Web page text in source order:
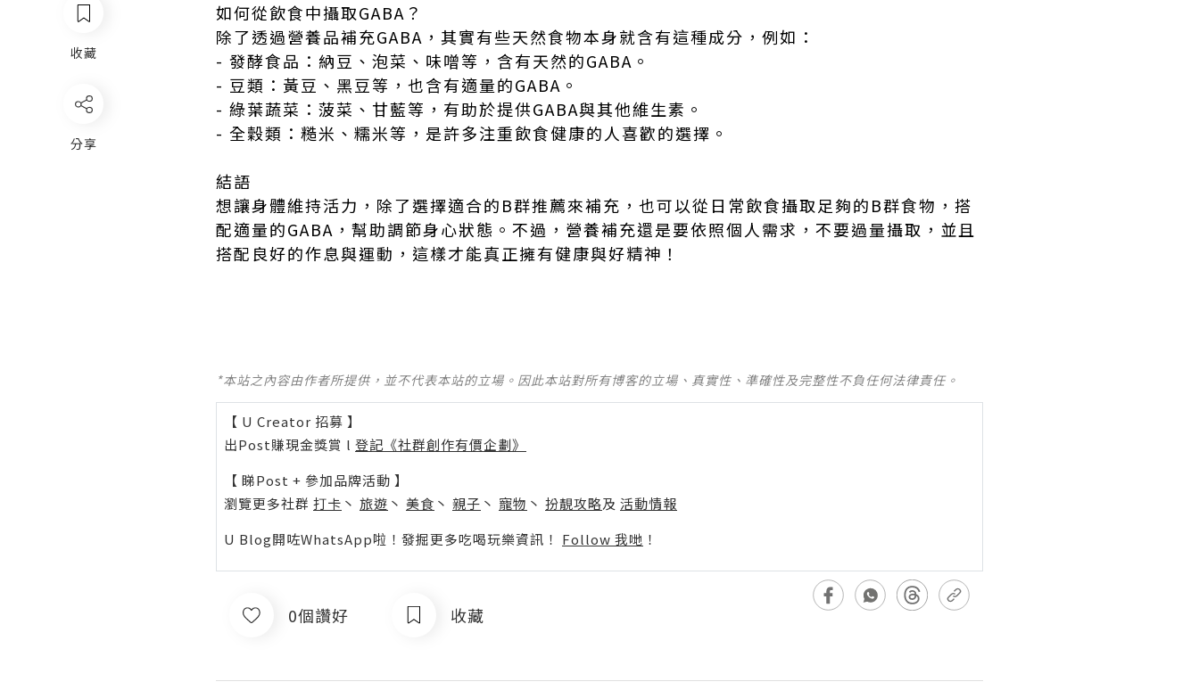
收藏
分享
如何從飲食中攝取GABA？
除了透過營養品補充GABA，其實有些天然食物本身就含有這種成分，例如：
- 發酵食品：納豆、泡菜、味噌等，含有天然的GABA。
- 豆類：黃豆、黑豆等，也含有適量的GABA。
- 綠葉蔬菜：菠菜、甘藍等，有助於提供GABA與其他維生素。
- 全穀類：糙米、糯米等，是許多注重飲食健康的人喜歡的選擇。
結語
想讓身體維持活力，除了選擇適合的B群推薦來補充，也可以從日常飲食攝取足夠的B群食物，搭
配適量的GABA，幫助調節身心狀態。不過，營養補充還是要依照個人需求，不要過量攝取，並且
搭配良好的作息與運動，這樣才能真正擁有健康與好精神！
*本站之內容由作者所提供，並不代表本站的立場。因此本站對所有博客的立場、真實性、準確性及完整性不負任何法律責任。
【 U Creator 招募 】
出Post賺現金獎賞 l 登記《社群創作有價企劃》
【 睇Post + 參加品牌活動 】
瀏覽更多社群 打卡 丶 旅遊 丶 美食 丶 親子 丶 寵物 丶 扮靚攻略及 活動情報
U Blog開咗WhatsApp啦！發掘更多吃喝玩樂資訊！ Follow 我哋 ！
0個讚好 收藏